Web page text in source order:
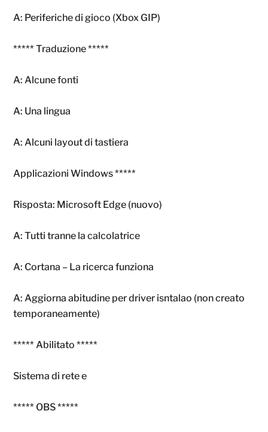
A: Periferiche di gioco (Xbox GIP)
***** Traduzione *****
A: Alcune fonti
A: Una lingua
A: Alcuni layout di tastiera
Applicazioni Windows *****
Risposta: Microsoft Edge (nuovo)
A: Tutti tranne la calcolatrice
A: Cortana – La ricerca funziona
A: Aggiorna abitudine per driver isntalao (non creato
temporaneamente)
***** Abilitato *****
Sistema di rete e
***** OBS *****